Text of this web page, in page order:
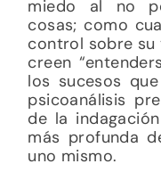
miedo al no
cosas; como
control sobre su
creen
los sucesos
psicoanálisis
de la
más profunda
uno mismo.